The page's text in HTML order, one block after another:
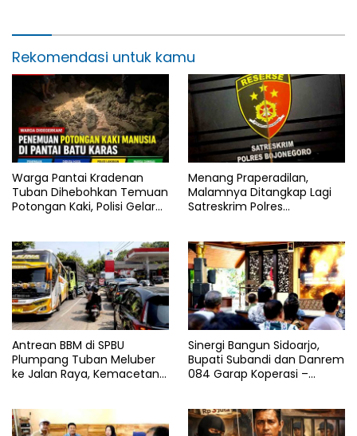
Rekomendasi untuk kamu
Warga Pantai Kradenan
Tuban Dihebohkan Temuan
Potongan Kaki, Polisi Gelar
Menang Praperadilan,
Malamnya Ditangkap Lagi
Satreskrim Polres
Antrean BBM di SPBU
Plumpang Tuban Meluber
ke Jalan Raya, Kemacetan
Sinergi Bangun Sidoarjo,
Bupati Subandi dan Danrem
084 Garap Koperasi –